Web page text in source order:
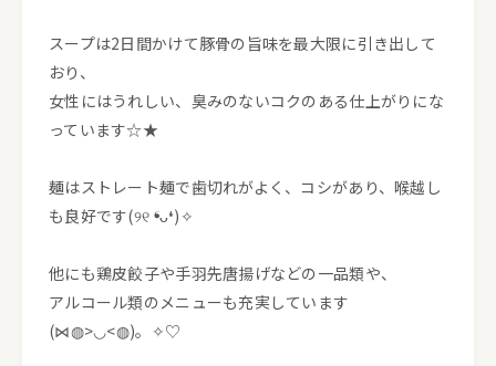
スープは2日間かけて豚骨の旨味を最大限に引き出して
おり、
女性にはうれしい、臭みのないコクのある仕上がりにな
っています☆★
麺はストレート麺で歯切れがよく、コシがあり、喉越し
も良好です(୨୧ ❛ᴗ❛)✧
他にも鶏皮餃子や手羽先唐揚げなどの一品類や、
アルコール類のメニューも充実しています
(⋈◍>◡<◍)。✧♡